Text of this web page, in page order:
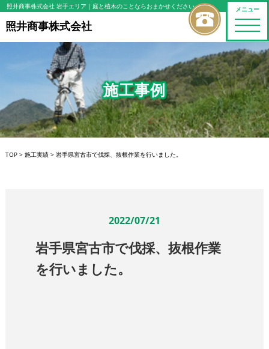
メニュー
toggle
照井商事株式会社 岩手エリア ｜庭と植木のことならおまかせください
照井商事株式会社
施工事例
TOP> 施工実績> 岩手県宮古市で伐採、抜根作業を行いました。
2022/07/21
岩手県宮古市で伐採、抜根作業
を行いました。